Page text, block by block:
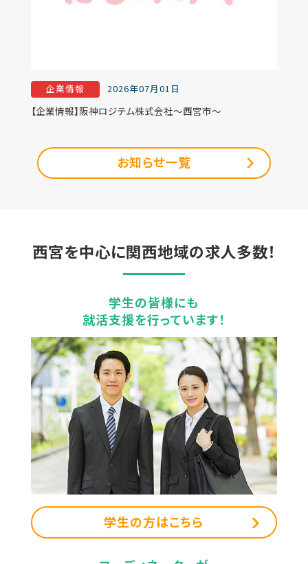
企業情報 2026年07月01日
【企業情報】阪神ロジテム株式会社～西宮市～
お知らせ一覧
西宮を中心に関西地域の求人多数！
学生の皆様にも
就活支援を行っています！
学生の方はこちら